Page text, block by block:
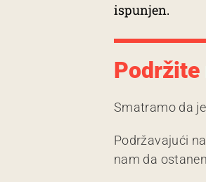
ispunjen.
Podržite
Smatramo da
Podržavajući
nam da